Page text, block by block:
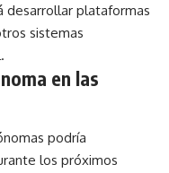
desarrollar plataformas
sistemas
en las
podría
los próximos